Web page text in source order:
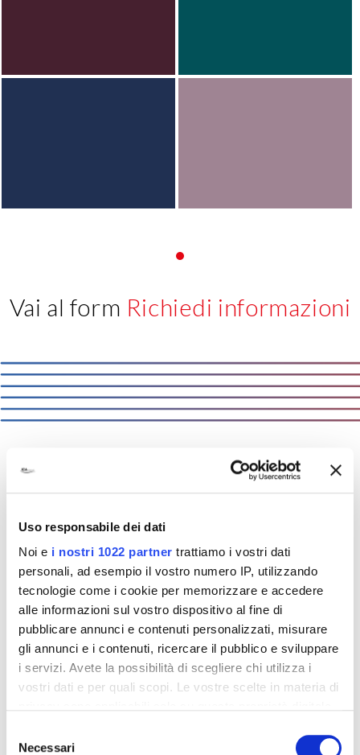
Uso responsabile dei dati
Noi e i nostri 1022 partner trattiamo i vostri dati
personali, ad esempio il vostro numero IP, utilizzando
tecnologie come i cookie per memorizzare e accedere
alle informazioni sul vostro dispositivo al fine di
pubblicare annunci e contenuti personalizzati, misurare
gli annunci e i contenuti, ricercare il pubblico e sviluppare
i servizi. Avete la possibilità di scegliere chi utilizza i
vostri dati e per quali scopi. Le vostre scelte in materia di
modificare o revocare il proprio consenso in qualsiasi
delNecessari
Vai al form Richiedi informazioni
ICA:solutions that matter
Sabemos lo que cuenta para nuestros
clientes. Conocemos los retos, los
productos, los mercados de cada uno de
ellos. Por eso, proponemos soluciones.
Soluciones que cuentan.